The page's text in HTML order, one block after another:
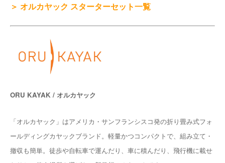
＞ オルカヤック スターターセット一覧
ORU KAYAK / オルカヤック
「オルカヤック」はアメリカ・サンフランシスコ発の折り畳み式フォ
ールディングカヤックブランド。軽量かつコンパクトで、組み立て・
撤収も簡単。徒歩や自転車で運んだり、車に積んだり、飛行機に載せ